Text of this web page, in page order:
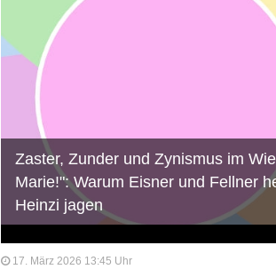
Zaster, Zunder und Zynismus im
Marie!": Warum Eisner und Fellner
Heinzi jagen
17. März 2026 13:45 Uhr